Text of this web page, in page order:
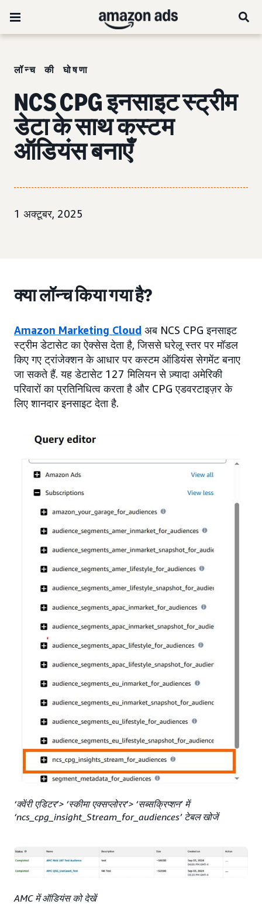
लॉन्च की घोषणा
NCS CPG इनसाइट स्ट्रीम
डेटा के साथ कस्टम
ऑडियंस बनाएँ
1 अक्टूबर, 2025
क्या लॉन्च किया गया है?
Amazon Marketing Cloud अब NCS CPG इनसाइट
स्ट्रीम डेटासेट का ऐक्सेस देता है, जिससे घरेलू स्तर पर मॉडल
किए गए ट्रांजेक्शन के आधार पर कस्टम ऑडियंस सेगमेंट बनाए
जा सकते हैं. यह डेटासेट 127 मिलियन से ज़्यादा अमेरिकी
परिवारों का प्रतिनिधित्व करता है और CPG एडवरटाइज़र के
लिए शानदार इनसाइट देता है.
‘क्वेंरी एडिटर’> ‘स्कीमा एक्सप्लोरर’> ‘सब्सक्रिप्शन’ में
‘ncs_cpg_insight_Stream_for_audiences’ टेबल खोजें
AMC में ऑडियंस को देखें